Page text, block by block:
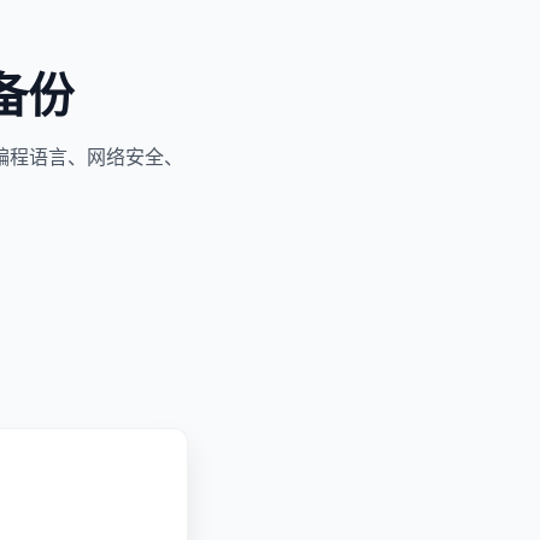
份
语言、网络安全、